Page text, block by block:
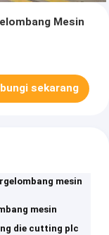
Mesin
sekarang
mesin
mesin
die cutting plc